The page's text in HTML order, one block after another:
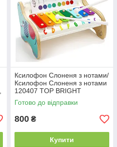
Ксилофон Слоненя з нотами/
Ксилофон Слоненя з нотами
120407 TOP BRIGHT
Готово до відправки
800 ₴
Купити